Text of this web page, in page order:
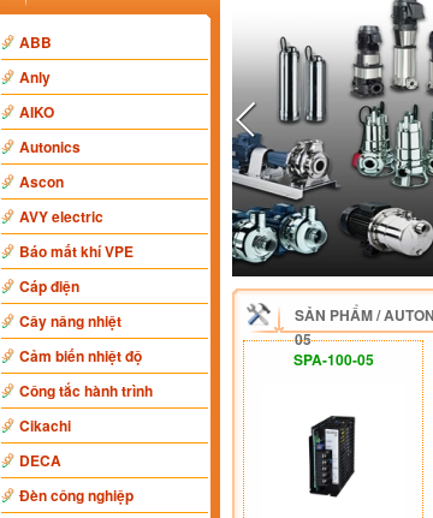
ABB
Anly
AIKO
Autonics
Ascon
AVY electric
Báo mất khí VPE
Cáp điện
Cây nâng nhiệt
Cảm biến nhiệt độ
Công tắc hành trình
Cikachi
DECA
Đèn công nghiệp
SẢN PHẨM/
05
SPA-100-05